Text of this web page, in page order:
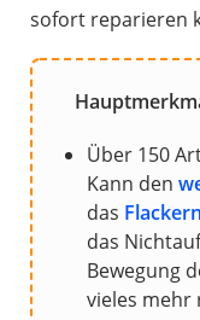
sofort reparieren
Über 150
Kann den
das
das
Bewegung
vieles mehr